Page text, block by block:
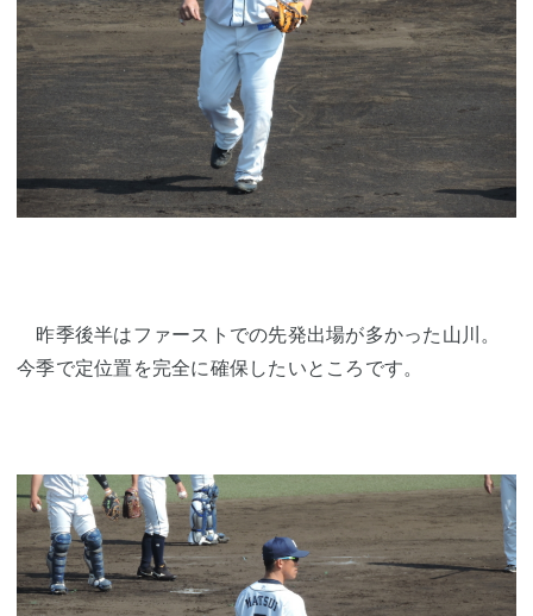
昨季後半はファーストでの先発出場が多かった山川。
今季で定位置を完全に確保したいところです。